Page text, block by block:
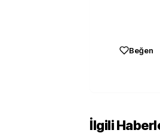
Beğen
İlgili